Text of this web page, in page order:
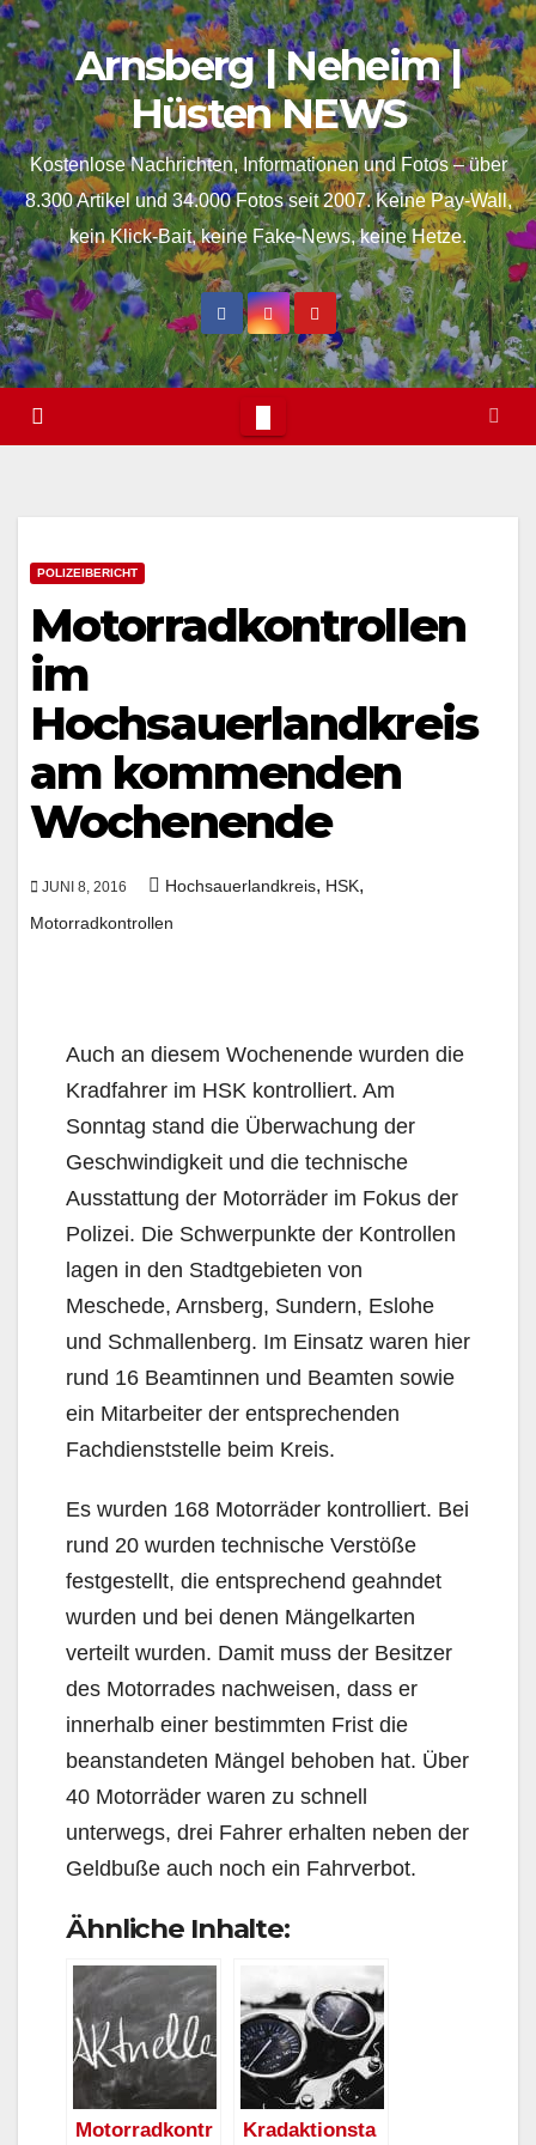
springen
Skip
to
content
Arnsberg | Neheim |
Hüsten NEWS
Kostenlose Nachrichten, Informationen und Fotos – über
8.300 Artikel und 34.000 Fotos seit 2007. Keine Pay-Wall,
kein Klick-Bait, keine Fake-News, keine Hetze.
POLIZEIBERICHT
Motorradkontrollen
im
Hochsauerlandkreis
am kommenden
Wochenende
JUNI 8, 2016 Hochsauerlandkreis, HSK,
Motorradkontrollen
Auch an diesem Wochenende wurden die
Kradfahrer im HSK kontrolliert. Am
Sonntag stand die Überwachung der
Geschwindigkeit und die technische
Ausstattung der Motorräder im Fokus der
Polizei. Die Schwerpunkte der Kontrollen
lagen in den Stadtgebieten von
Meschede, Arnsberg, Sundern, Eslohe
und Schmallenberg. Im Einsatz waren hier
rund 16 Beamtinnen und Beamten sowie
ein Mitarbeiter der entsprechenden
Fachdienststelle beim Kreis.
Es wurden 168 Motorräder kontrolliert. Bei
rund 20 wurden technische Verstöße
festgestellt, die entsprechend geahndet
wurden und bei denen Mängelkarten
verteilt wurden. Damit muss der Besitzer
des Motorrades nachweisen, dass er
innerhalb einer bestimmten Frist die
beanstandeten Mängel behoben hat. Über
40 Motorräder waren zu schnell
unterwegs, drei Fahrer erhalten neben der
Geldbuße auch noch ein Fahrverbot.
Ähnliche Inhalte:
Motorradkontr
Kradaktionsta